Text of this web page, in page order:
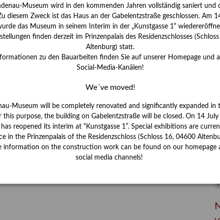
Museum wird in den kommenden Jahren vollständig saniert und
diesem Zweck ist das Haus an der Gabelentzstraße geschlossen. Am
das Museum in seinem Interim in der „Kunstgasse 1“
finden derzeit im Prinzenpalais des Residenzschlosses
Altenburg) statt.
zu den Bauarbeiten finden Sie auf unserer Homepage und
Social-Media-Kanälen!
We´ve moved!
Museum will be completely renovated and significantly expanded in
this purpose, the building on Gabelentzstraße will be closed. On 14
reopened its interim at “Kunstgasse 1”. Special exhibitions are
in the Prinzenpalais of the Residenzschloss (Schloss 16, 04600
information on the construction work can be found on our homepage
social media channels!